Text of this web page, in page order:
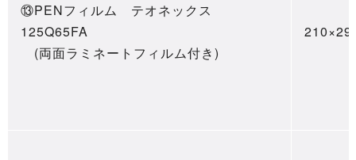
⑬PENフィルム テオネックス
125Q65FA
(両面ラミネートフィルム付き)